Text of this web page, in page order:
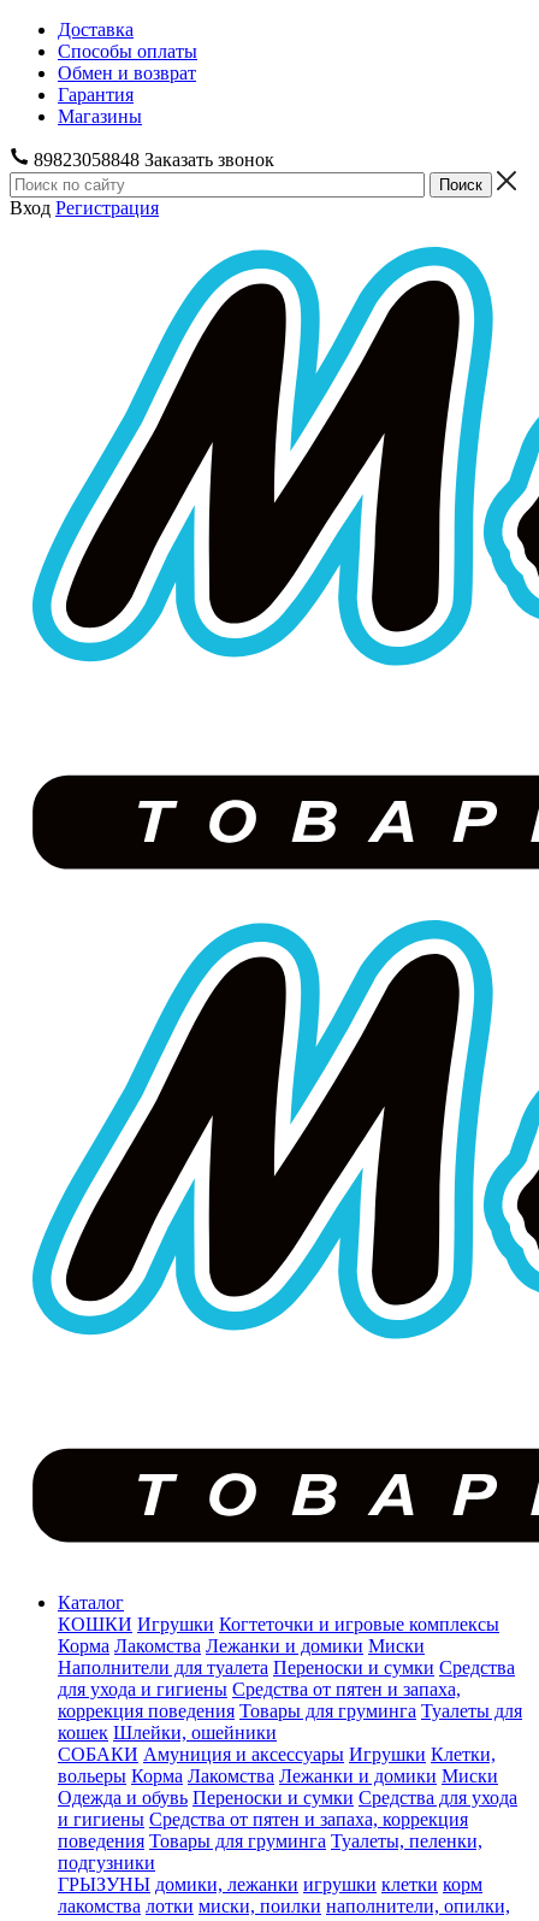
Доставка
Способы оплаты
Обмен и возврат
Гарантия
Магазины
89823058848 Заказать звонок
Вход Регистрация
Каталог
КОШКИ Игрушки Когтеточки и игровые комплексы
Корма Лакомства Лежанки и домики Миски
Наполнители для туалета Переноски и сумки Средства
для ухода и гигиены Средства от пятен и запаха,
коррекция поведения Товары для груминга Туалеты для
кошек Шлейки, ошейники
СОБАКИ Амуниция и аксессуары Игрушки Клетки,
вольеры Корма Лакомства Лежанки и домики Миски
Одежда и обувь Переноски и сумки Средства для ухода
и гигиены Средства от пятен и запаха, коррекция
поведения Товары для груминга Туалеты, пеленки,
подгузники
ГРЫЗУНЫ домики, лежанки игрушки клетки корм
лакомства лотки миски, поилки наполнители, опилки,